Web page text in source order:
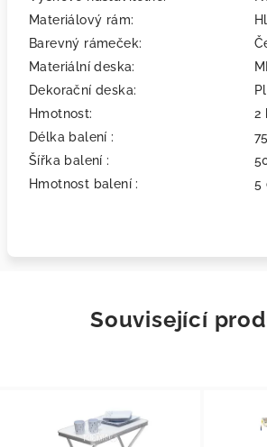
Materiálový rám:
Barevný rámeček:
Materiální deska:
Dekorační deska:
Hmotnost:
2
Délka balení :
Šířka balení :
Hmotnost balení :
5
Související